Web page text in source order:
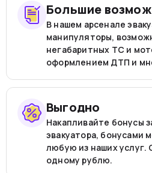
Большие
В нашем арсенале
манипуляторы,
негабаритных ТС и
оформлением ДТП и
Выгодно
Накапливайте бонусы
эвакуатора, бонусами
любую из наших услуг.
одному рублю.